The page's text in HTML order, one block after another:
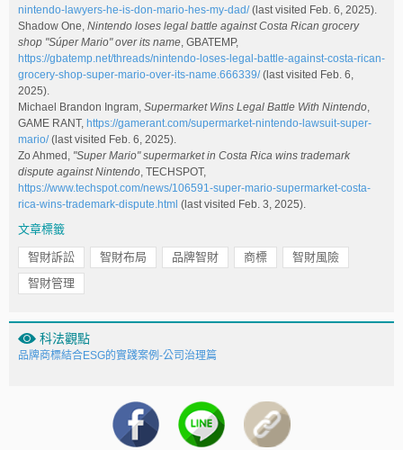
nintendo-lawyers-he-is-don-mario-hes-my-dad/(last visited Feb. 6, 2025).
Shadow One, Nintendo loses legal battle against Costa Rican grocery
shop "Súper Mario" over its name , GBATEMP,
https://gbatemp.net/threads/nintendo-loses-legal-battle-against-costa-rican-
grocery-shop-super-mario-over-its-name.666339/(last visited Feb. 6,
2025).
Michael Brandon Ingram, Supermarket Wins Legal Battle With Nintendo
GAME RANT, https://gamerant.com/supermarket-nintendo-lawsuit-super-
mario/(last visited Feb. 6, 2025).
Zo Ahmed, "Super Mario" supermarket in Costa Rica wins trademark
dispute against Nintendo , TECHSPOT,
https://www.techspot.com/news/106591-super-mario-supermarket-costa-
rica-wins-trademark-dispute.html (last visited Feb. 3, 2025).
文章標籤
智財訴訟 智財布局 品牌智財 商標
智財風險
智財管理
科法觀點
品牌商標結合ESG的實踐案例-公司治理篇